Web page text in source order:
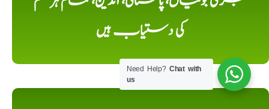
کی دستیاب ہیں
Need Help?Chat with
us